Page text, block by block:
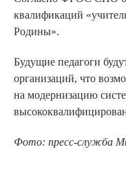
квалификаций
Родины».
Будущие педагоги
организаций, что
на модернизацию
Фото: пресс-служба